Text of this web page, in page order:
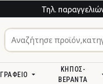
Τηλ.
ΓΡΑΦΕΊΟ
ΚΉΠΟΣ-
ΒΕΡΆΝΤΑ